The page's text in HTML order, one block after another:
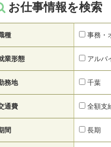
お仕事情報を検索
種 事務・
業形態 アルバ
務地 千葉
通費 全額支
間 長期